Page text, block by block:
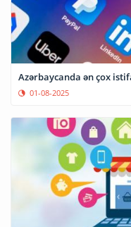
Azərbaycanda ən çox
01-08-2025